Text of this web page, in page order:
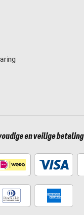
en veilige betaling